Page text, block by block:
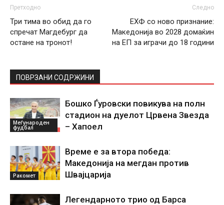
Претходно
Три тима во обид да го
спречат Магдебург да
остане на тронот!
Следно
ЕХФ со ново признание:
Македонија во 2028 домаќин
на ЕП за играчи до 18 години
ПОВРЗАНИ СОДРЖИНИ
Меѓународен
фудбал
Бошко Ѓуровски повикува на полн
стадион на дуелот Црвена Звезда
– Хапоел
Ракомет
Време е за втора победа:
Македонија на мегдан против
Швајцарија
Легендарното трио од Барса